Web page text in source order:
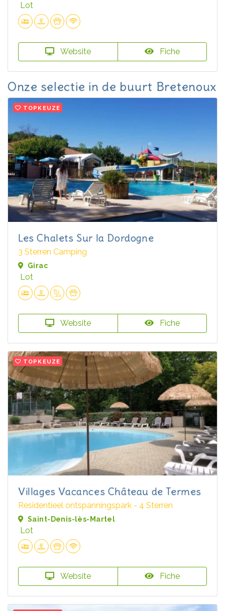
Lot
Website Fiche
Onze selectie in de buurt Bretenoux
TOPKEUZE
Les Chalets Sur la Dordogne
3 Sterren Camping
Girac
Lot
Website Fiche
TOPKEUZE
Villages Vacances Château de Termes
Residentieel ontspanningspark - 4 Sterren
Saint-Denis-lès-Martel
Lot
Website Fiche